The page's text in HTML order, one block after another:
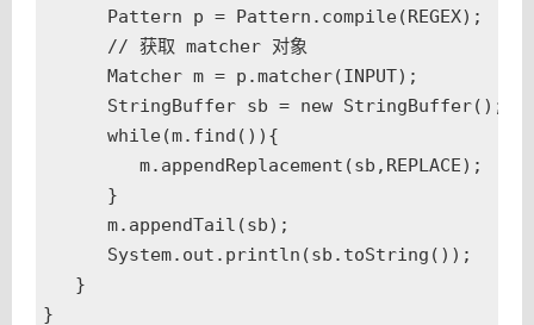
      Pattern p = Pattern.compile(REGEX);
      // 获取 matcher 对象
      Matcher m = p.matcher(INPUT);
      StringBuffer sb = new StringBuffer();
      while(m.find()){
         m.appendReplacement(sb,REPLACE);
      }
      m.appendTail(sb);
      System.out.println(sb.toString());
   }